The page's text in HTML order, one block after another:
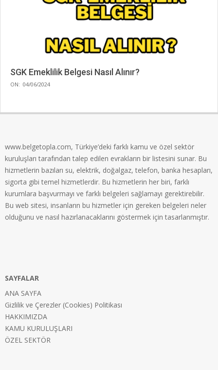
SGK Emeklilik Belgesi Nasıl Alınır?
2024-
ON: 04/06/2024
www.belgetopla.com, Türkiye’deki farklı kamu ve özel sektör
kuruluşları tarafından talep edilen evrakların bir listesini sunar. Bu
hizmetlerin bazıları su, elektrik, doğalgaz, telefon, banka hesapları,
sigorta gibi temel hizmetlerdir. Bu hizmetlerin her biri, farklı
kurumlara başvurmayı ve farklı belgeleri sağlamayı gerektirebilir.
Bu web sitesi, insanların bu hizmetler için gereken belgeleri neler
olduğunu ve nasıl hazırlanacaklarını göstermek için tasarlanmıştır.
SAYFALAR
ANA SAYFA
Gizlilik ve Çerezler (Cookies) Politikası
HAKKIMIZDA
KAMU KURULUŞLARI
ÖZEL SEKTÖR